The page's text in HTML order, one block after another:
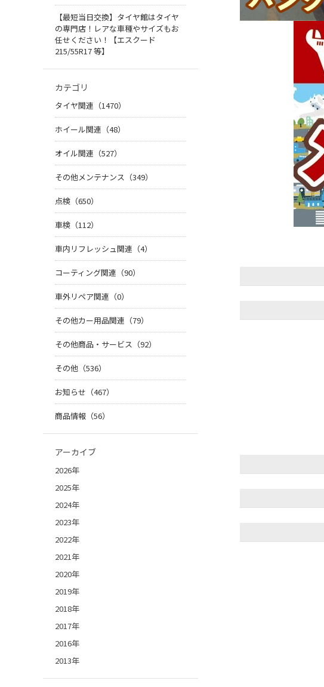
【最短当日交換】タイヤ館はタイヤ
の専門店！レアな車種やサイズもお
任せください！【エスクード
215/55R17 等】
カテゴリ
タイヤ関連（1470）
ホイール関連（48）
オイル関連（527）
その他メンテナンス（349）
点検（650）
車検（112）
車内リフレッシュ関連（4）
コーティング関連（90）
車外リペア関連（0）
その他カー用品関連（79）
その他商品・サービス（92）
その他（536）
お知らせ（467）
商品情報（56）
アーカイブ
2026年
2025年
2024年
2023年
2022年
2021年
2020年
2019年
2018年
2017年
2016年
2013年